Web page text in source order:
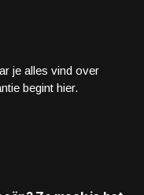
je alles vind over
begint hier.